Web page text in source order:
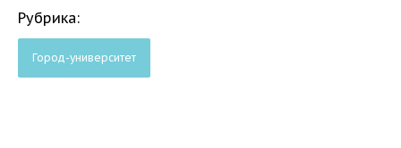
Рубрика:
Город-университет